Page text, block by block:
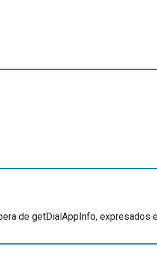
de getDialAppInfo, expresados